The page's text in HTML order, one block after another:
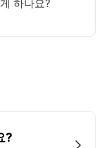
하나요?
?